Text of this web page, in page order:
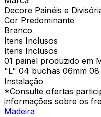
Decore Painéis e
Cor Predominante
Branco
Itens Inclusos
Itens Inclusos
01 painel produzido em
"L" 04 buchas 06mm
Instalação
*Consulte ofertas
informações sobre os
Madeira